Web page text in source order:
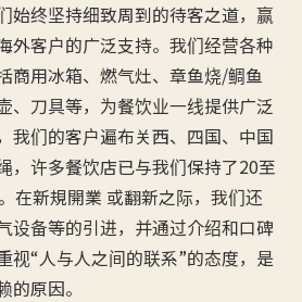
始终坚持细致周到的待客之道，赢
外客户的广泛支持。我们经营各种
商用冰箱、燃气灶、章鱼烧/鲷鱼
、刀具等，为餐饮业一线提供广泛
我们的客户遍布关西、四国、中国
，许多餐饮店已与我们保持了20至
在新規開業 或翻新之际，我们还
设备等的引进，并通过介绍和口碑
视“人与人之间的联系”的态度，是
原因。